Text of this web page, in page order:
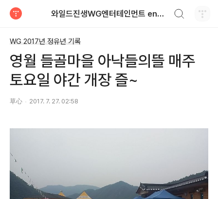
와일드진생WG엔터테인먼트 entertainment
WG 2017년 정유년 기록
영월 들골마을 아낙들의뜰 매주
토요일 야간 개장 즐~
草心 2017. 7. 27. 02:58